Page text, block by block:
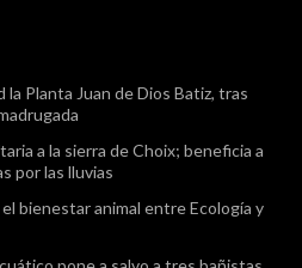
la Planta Juan de Dios Batiz, tras
a la sierra de Choix; beneficia a
por las lluvias
bienestar animal entre Ecología y